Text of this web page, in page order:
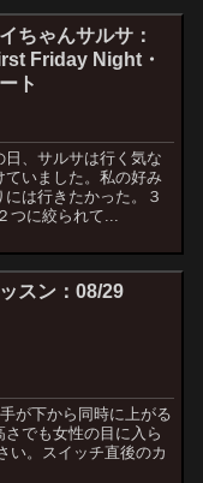
ちゃんサルサ：
Friday Night・
ト
、サルサは行く気な
いました。私の好み
は行きたかった。３
つに絞られて...
スン：08/29
が下から同時に上がる
でも女性の目に入ら
い。スイッチ直後のカ